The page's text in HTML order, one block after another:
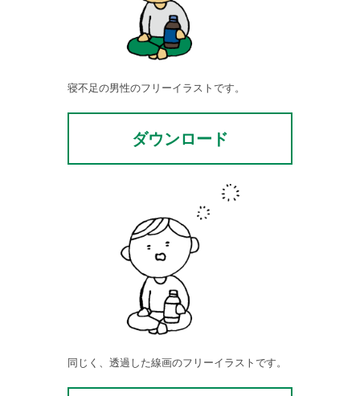
寝不足の男性のフリーイラストです。
ダウンロード
同じく、透過した線画のフリーイラストです。